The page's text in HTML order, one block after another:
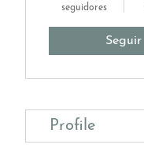
seguidores
Seguir
Profile